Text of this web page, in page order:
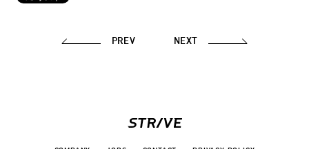
PREV NEXT